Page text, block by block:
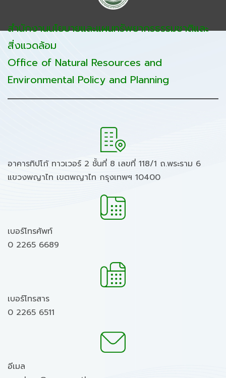
สำนักงานนโยบายและแผนทรัพยากรธรรมชาติและ
สิ่งแวดล้อม
Office of Natural Resources and
Environmental Policy and Planning
อาคารทิปโก้ ทาวเวอร์ 2 ชั้นที่ 8 เลขที่ 118/1 ถ.พระราม 6
แขวงพญาไท เขตพญาไท กรุงเทพฯ 10400
เบอร์โทรศัพท์
0 2265 6689
เบอร์โทรสาร
0 2265 6511
อีเมล